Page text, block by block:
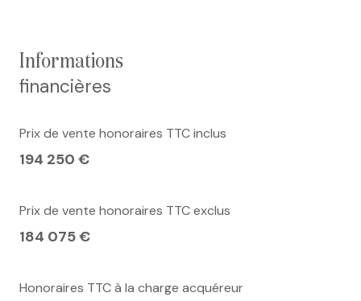
informations
financières
Prix de vente honoraires TTC inclus
194 250 €
Prix de vente honoraires TTC exclus
184 075 €
Honoraires TTC à la charge acquéreur